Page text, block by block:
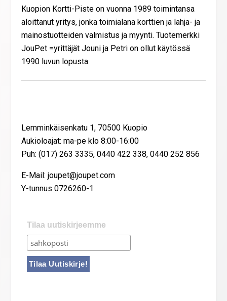
Kuopion Kortti-Piste on vuonna 1989 toimintansa
aloittanut yritys, jonka toimialana korttien ja lahja- ja
mainostuotteiden valmistus ja myynti. Tuotemerkki
JouPet =yrittäjät Jouni ja Petri on ollut käytössä
1990 luvun lopusta.
Lemminkäisenkatu 1, 70500 Kuopio
Aukioloajat: ma-pe klo 8:00-16:00
Puh: (017) 263 3335, 0440 422 338, 0440 252 856
E-Mail: joupet@joupet.com
Y-tunnus 0726260-1
Tilaa uutiskirjeemme